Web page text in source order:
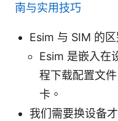
南与实用技巧
Esim 与 SIM 的
Esim 是嵌入在
程下载配置文
卡。
我们需要换设备